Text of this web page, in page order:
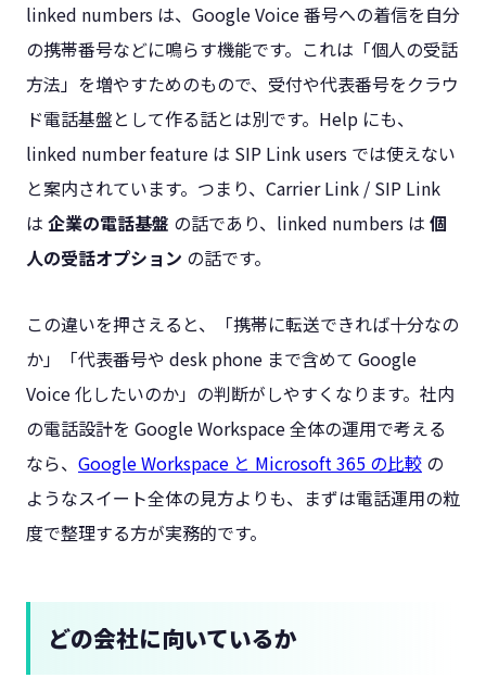
linked numbers は、Google Voice 番号への着信を自分
の携帯番号などに鳴らす機能です。これは「個人の受話
方法」を増やすためのもので、受付や代表番号をクラウ
ド電話基盤として作る話とは別です。Help にも、
linked number feature は SIP Link users では使えない
と案内されています。つまり、Carrier Link / SIP Link
は 企業の電話基盤 の話であり、linked numbers は 個
人の受話オプション の話です。
この違いを押さえると、「携帯に転送できれば十分なの
か」「代表番号や desk phone まで含めて Google
Voice 化したいのか」の判断がしやすくなります。社内
の電話設計を Google Workspace 全体の運用で考える
なら、 Google Workspace と Microsoft 365 の比較 の
ようなスイート全体の見方よりも、まずは電話運用の粒
度で整理する方が実務的です。
どの会社に向いているか